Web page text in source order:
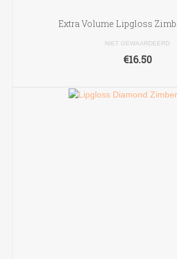
Extra Volume Lipgloss
NIET GEWAARDEERD
€16.50